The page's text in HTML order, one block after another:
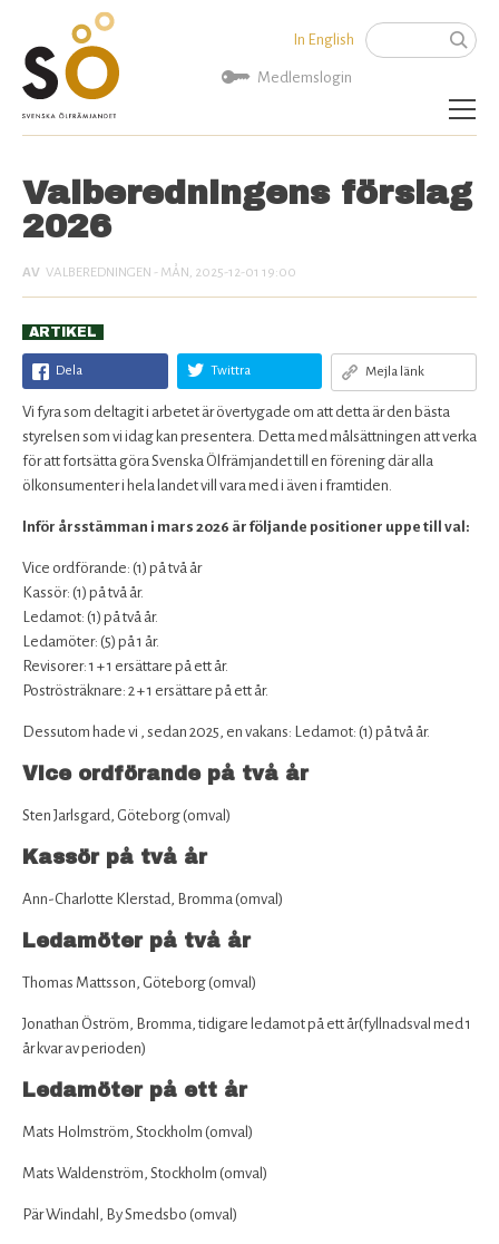
Sök
In English
Medlemslogin
Bli medlem
Om SÖ
Kontakta oss
Valberedningens förslag
2026
VALBEREDNINGEN - MÅN, 2025-12-01 19:00
ARTIKEL
Dela Twittra Mejla länk
Vi fyra som deltagit i arbetet är övertygade om att detta är den bästa
styrelsen som vi idag kan presentera. Detta med målsättningen att verka
för att fortsätta göra Svenska Ölfrämjandet till en förening där alla
ölkonsumenter i hela landet vill vara med i även i framtiden.
Inför årsstämman i mars 2026 är följande positioner uppe till val:
Vice ordförande: (1) på två år
Kassör: (1) på två år.
Ledamot: (1) på två år.
Ledamöter: (5) på 1 år.
Revisorer: 1 + 1 ersättare på ett år.
Poströsträknare: 2 + 1 ersättare på ett år.
Dessutom hade vi , sedan 2025, en vakans: Ledamot: (1) på två år.
Vice ordförande på två år
Sten Jarlsgard, Göteborg (omval)
Kassör på två år
Ann-Charlotte Klerstad, Bromma (omval)
Ledamöter på två år
Thomas Mattsson, Göteborg (omval)
Jonathan Öström, Bromma, tidigare ledamot på ett år(fyllnadsval med 1
år kvar av perioden)
Ledamöter på ett år
Mats Holmström, Stockholm (omval)
Mats Waldenström, Stockholm (omval)
Pär Windahl, By Smedsbo (omval)